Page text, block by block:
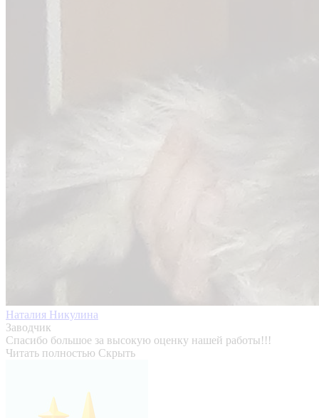
Наталия Никулина
Заводчик
Спасибо большое за высокую оценку нашей работы!!!
Читать полностью Скрыть